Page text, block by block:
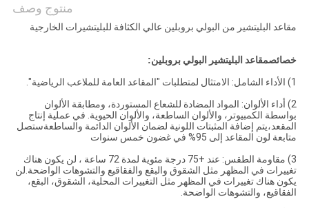
منتوج وصف
مقاعد البليتشير من البولي بروبلين عالي الكثافة للبليتشيرات الخارجية
خصائصمقاعد البليتشير البولي بروبلين:
1) الأداء الشامل: الامتثال لمتطلبات "المقاعد العامة للملاعب الرياضية".
2) أداء الألوان: المواد المضادة للشعاع المستوردة، ومطابقة الألوان
بواسطة الكمبيوتر، والألوان الساطعة، والألوان الحيوية. في عملية إنتاج
المقعد،يتم إضافة المثبتات اللونية لضمان الألوان الدائمة والساطعةستصل
متابعة لون المقاعد إلى 95% في غضون خمس سنوات
3) مقاومة الطقس: عند +75 درجة مئوية لمدة 72 ساعة ، لن يكون هناك
تغييرات في المظهر مثل الشقوق والبقع والفقاقيع والتشوهات الواضحة.لن
يكون هناك تغييرات في المظهر مثل التغييرات المحلية، الشقوق، البقع،
الفقاقيع، والتشوهات الواضحة.